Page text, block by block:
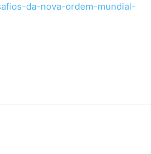
da-nova-ordem-mundial-